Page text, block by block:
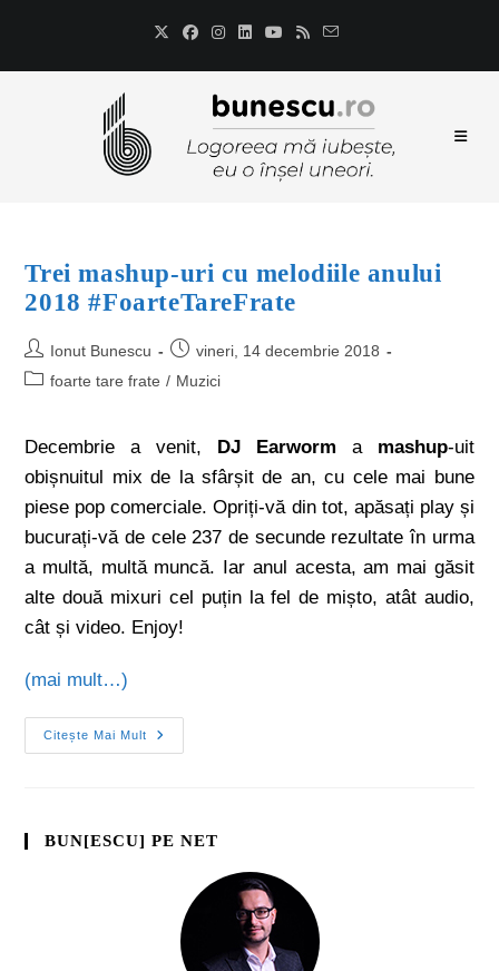
Trei mashup-uri cu melodiile anului
2018 #FoarteTareFrate
Ionut Bunescu
vineri, 14 decembrie 2018
foarte tare frate / Muzici
Decembrie a venit, DJ Earworm a mashup-uit
obișnuitul mix de la sfârșit de an, cu cele mai bune
piese pop comerciale. Opriți-vă din tot, apăsați play și
bucurați-vă de cele 237 de secunde rezultate în urma
a multă, multă muncă. Iar anul acesta, am mai găsit
alte două mixuri cel puțin la fel de mișto, atât audio,
cât și video. Enjoy!
(mai mult…)
Citește Mai Mult
BUN[ESCU] PE NET